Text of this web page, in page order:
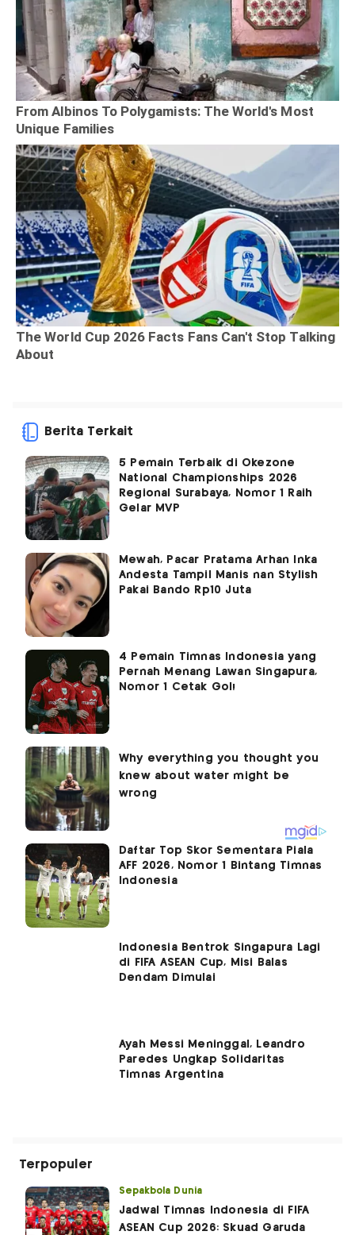
Berita Terkait
5 Pemain Terbaik di Okezone
National Championships 2026
Regional Surabaya, Nomor 1 Raih
Gelar MVP
Mewah, Pacar Pratama Arhan Inka
Andesta Tampil Manis nan Stylish
Pakai Bando Rp10 Juta
4 Pemain Timnas Indonesia yang
Pernah Menang Lawan Singapura,
Nomor 1 Cetak Gol!
Daftar Top Skor Sementara Piala
AFF 2026, Nomor 1 Bintang Timnas
Indonesia
Indonesia Bentrok Singapura Lagi
di FIFA ASEAN Cup, Misi Balas
Dendam Dimulai
Ayah Messi Meninggal, Leandro
Paredes Ungkap Solidaritas
Timnas Argentina
Terpopuler
Sepakbola Dunia
Jadwal Timnas Indonesia di FIFA
ASEAN Cup 2026: Skuad Garuda